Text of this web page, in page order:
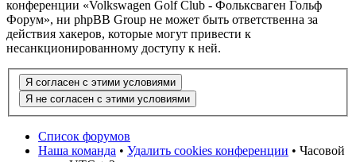
конференции «Volkswagen Golf Club - Фольксваген Гольф
Форум», ни phpBB Group не может быть ответственна за
действия хакеров, которые могут привести к
несанкционированному доступу к ней.
Список форумов
Наша команда • Удалить cookies конференции • Часовой